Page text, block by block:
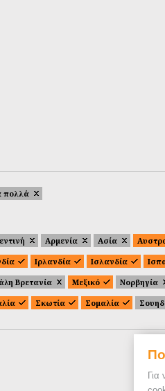
Για
πολλά
Αρμενία Ασία
Ιρλανδία Ισλανδία
Βρετανία Μεξικό Νορβηγία
Σκωτία Σομαλία